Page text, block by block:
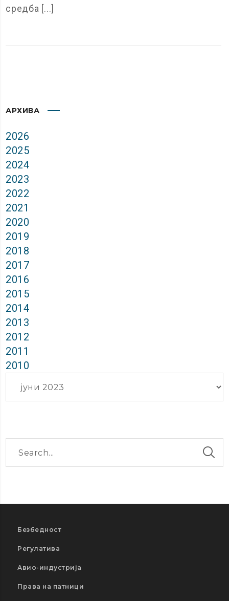
средба [...]
АРХИВА
2026
2025
2024
2023
2022
2021
2020
2019
2018
2017
2016
2015
2014
2013
2012
2011
2010
Безбедност
Регулатива
Авио-индустрија
Права на патници